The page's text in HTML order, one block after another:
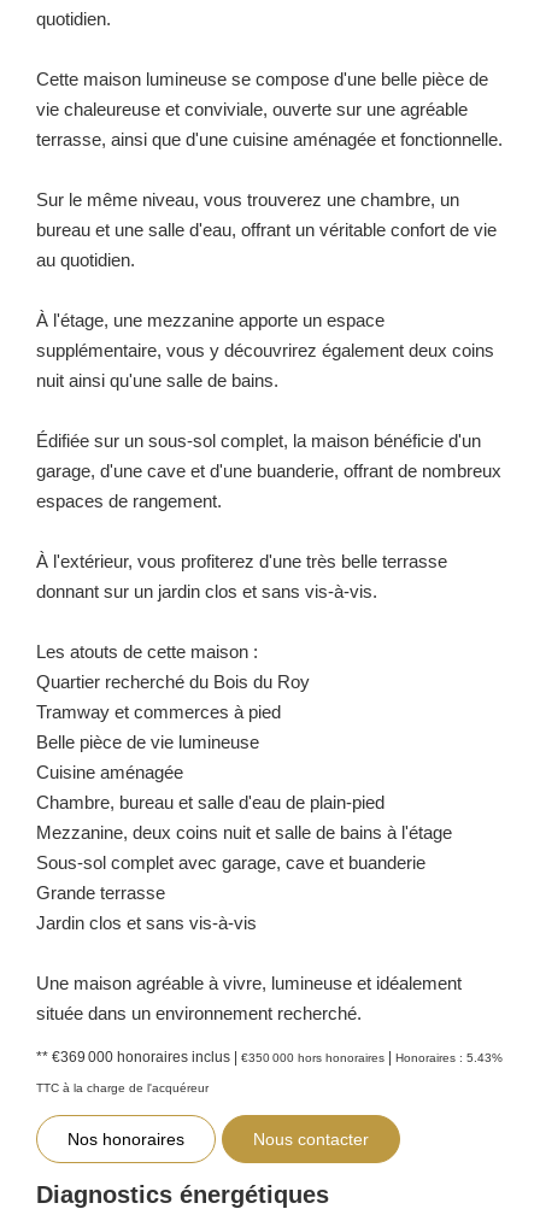
quotidien.
Cette maison lumineuse se compose d'une belle pièce de
vie chaleureuse et conviviale, ouverte sur une agréable
terrasse, ainsi que d'une cuisine aménagée et fonctionnelle.
Sur le même niveau, vous trouverez une chambre, un
bureau et une salle d'eau, offrant un véritable confort de vie
au quotidien.
À l'étage, une mezzanine apporte un espace
supplémentaire, vous y découvrirez également deux coins
nuit ainsi qu'une salle de bains.
Édifiée sur un sous-sol complet, la maison bénéficie d'un
garage, d'une cave et d'une buanderie, offrant de nombreux
espaces de rangement.
À l'extérieur, vous profiterez d'une très belle terrasse
donnant sur un jardin clos et sans vis-à-vis.
Les atouts de cette maison :
Quartier recherché du Bois du Roy
Tramway et commerces à pied
Belle pièce de vie lumineuse
Cuisine aménagée
Chambre, bureau et salle d'eau de plain-pied
Mezzanine, deux coins nuit et salle de bains à l'étage
Sous-sol complet avec garage, cave et buanderie
Grande terrasse
Jardin clos et sans vis-à-vis
Une maison agréable à vivre, lumineuse et idéalement
située dans un environnement recherché.
** €369 000 honoraires inclus | €350 000 hors honoraires | Honoraires : 5.43%
TTC à la charge de l'acquéreur
Nos honoraires Nous contacter
Diagnostics énergétiques